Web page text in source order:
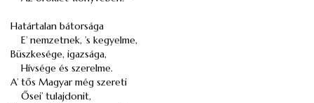
Határtalan bátorsága
E’ nemzetnek, ’s kegyelme,
Büszkesége, igazsága,
Hívsége és szerelme.
A’ tős Magyar még szereti
Ősei’ tulajdonit,